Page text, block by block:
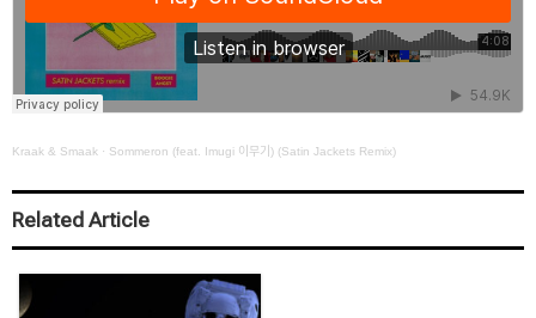
Kraak & Smaak · Sommeron (feat. Imugi 이무기) (Satin Jackets Remix)
Related Article